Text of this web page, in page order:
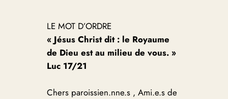
LE MOT D’ORDRE
« Jésus Christ dit : le Royaume
de Dieu est au milieu de vous. »
Luc 17/21
Chers paroissien.nne.s , Ami.e.s de